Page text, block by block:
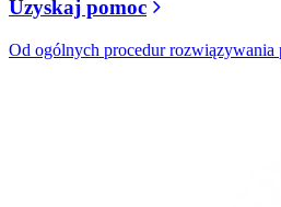
Uzyskaj pomoc
Od ogólnych procedur